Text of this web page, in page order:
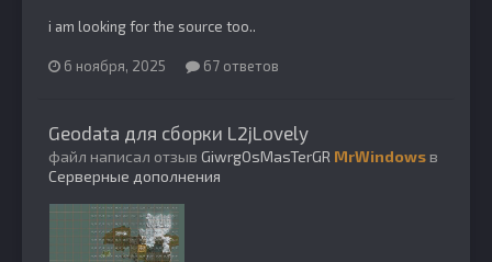
i am looking for the source too..
6 ноября, 2025 67 ответов
Geodata для сборки L2jLovely
файл написал отзыв GiwrgOsMasTerGR MrWindowsв
Серверные дополнения